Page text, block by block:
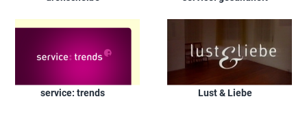
service: trends Lust & Liebe